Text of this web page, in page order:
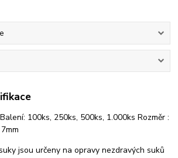
100ks, 250ks, 500ks, 1.000ks Rozměr :
jsou určeny na opravy nezdravých suků